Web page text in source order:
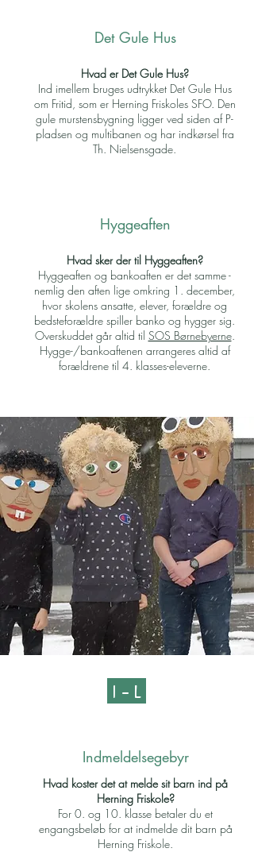
Det Gule Hus
Hvad er Det Gule Hus?
Ind imellem bruges udtrykket Det Gule Hus
om Fritid, som er Herning Friskoles SFO. Den
gule murstensbygning ligger ved siden af P-
pladsen og multibanen og har indkørsel fra
Th. Nielsensgade.
Hyggeaften
Hvad sker der til Hyggeaften?
Hyggeaften og bankoaften er det samme -
nemlig den aften lige omkring 1. december,
hvor skolens ansatte, elever, forældre og
bedsteforældre spiller banko og hygger sig.
Overskuddet går altid til SOS Børnebyerne.
Hygge-/bankoaftenen arrangeres altid af
forældrene til 4. klasses-eleverne.
I - L
Indmeldelsegebyr
Hvad koster det at melde sit barn ind på
Herning Friskole?
For 0. og 10. klasse betaler du et
engangsbeløb for at indmelde dit barn på
Herning Friskole.